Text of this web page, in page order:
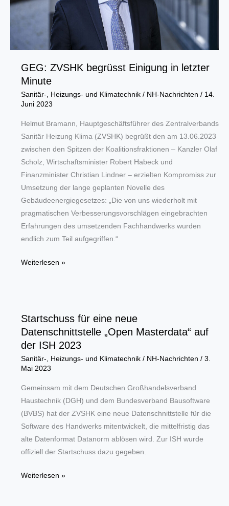
GEG: ZVSHK begrüsst Einigung in letzter
Minute
Sanitär-, Heizungs- und Klimatechnik/ NH-Nachrichten / 14.
Juni 2023
Helmut Bramann, Hauptgeschäftsführer des Zentralverbands
Sanitär Heizung Klima (ZVSHK) begrüßt den am 13.06.2023
zwischen den Spitzen der Koalitionsfraktionen – Kanzler Olaf
Scholz, Wirtschaftsminister Robert Habeck und
Finanzminister Christian Lindner – erzielten Kompromiss zur
Umsetzung der lange geplanten Novelle des
Gebäudeenergiegesetzes: „Die von uns wiederholt mit
pragmatischen Verbesserungsvorschlägen eingebrachten
Erfahrungen des umsetzenden Fachhandwerks wurden
endlich zum Teil aufgegriffen.“
GEG:
Weiterlesen »
Startschuss für eine neue
Datenschnittstelle „Open Masterdata“ auf
der ISH 2023
Sanitär-, Heizungs- und Klimatechnik/ NH-Nachrichten / 3.
Mai 2023
Gemeinsam mit dem Deutschen Großhandelsverband
Haustechnik (DGH) und dem Bundesverband Bausoftware
(BVBS) hat der ZVSHK eine neue Datenschnittstelle für die
Software des Handwerks mitentwickelt, die mittelfristig das
alte Datenformat Datanorm ablösen wird. Zur ISH wurde
offiziell der Startschuss dazu gegeben.
Startschuss
Weiterlesen »